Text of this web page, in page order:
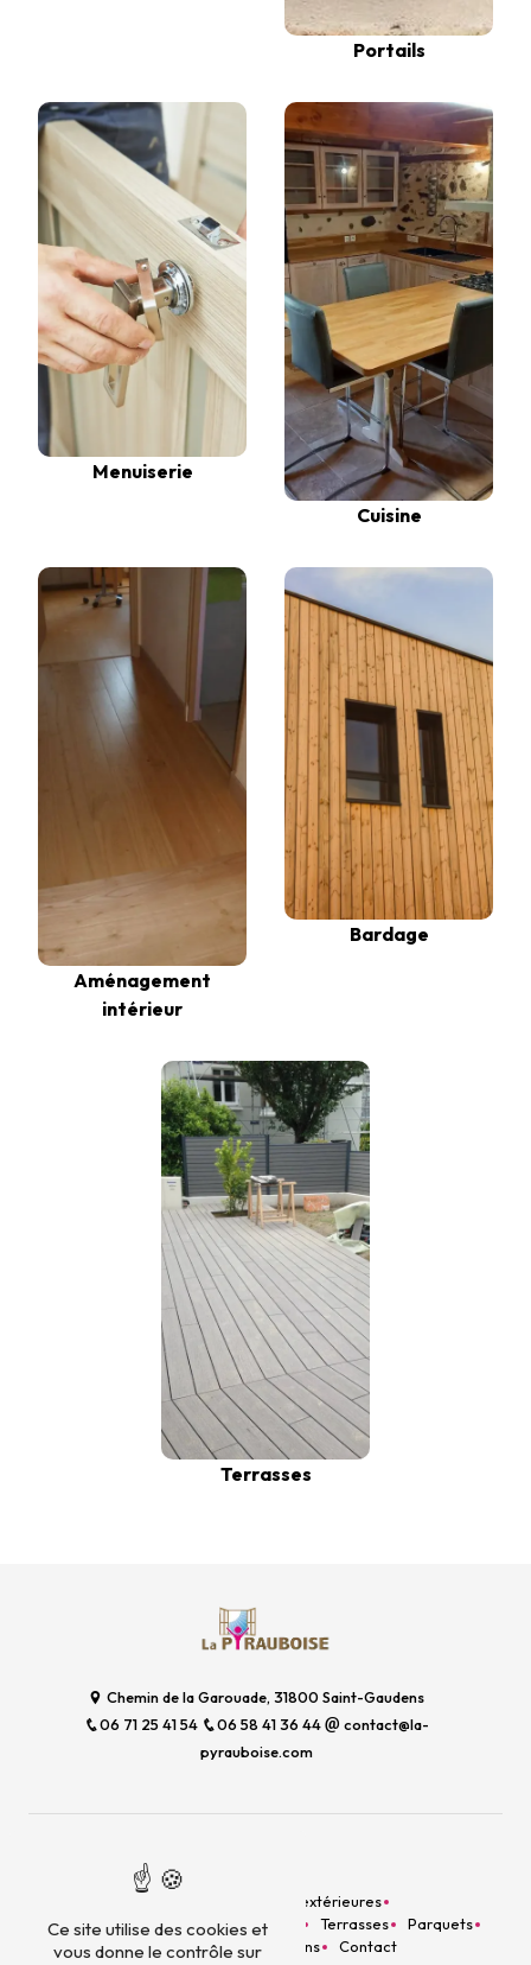
Portails
Menuiserie
Cuisine
Aménagement
intérieur
Bardage
Terrasses
Chemin de la Garouade, 31800 Saint-Gaudens
06 71 25 41 54
06 58 41 36 44
contact@la-
pyrauboise.com
Menuiseries extérieures
Aménagement intérieur
Escaliers Terrasses
Parquets
Bardage
Nos réalisations Contact
Ce site utilise des cookies et
vous donne le contrôle sur